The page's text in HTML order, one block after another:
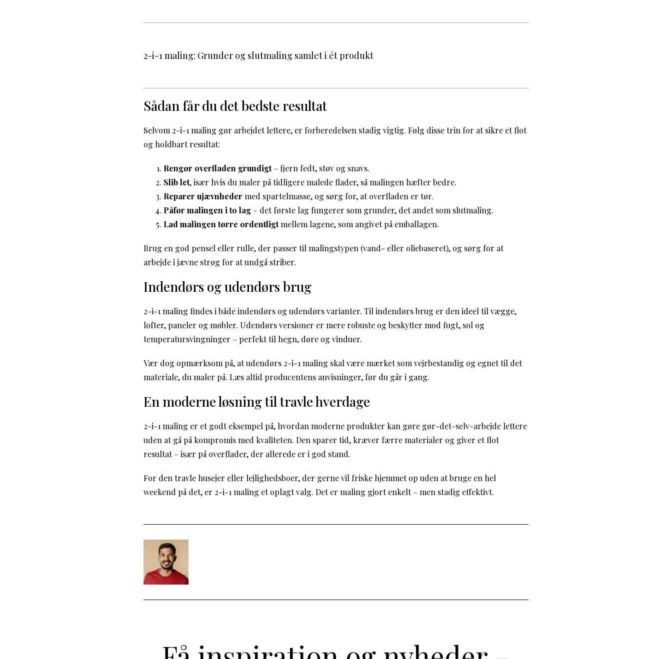
2-i-1 maling: Grunder og slutmaling samlet i ét produkt
Sådan får du det bedste resultat
Selvom 2-i-1 maling gør arbejdet lettere, er forberedelsen stadig vigtig. Følg disse trin for at sikre et flot
og holdbart resultat:
Rengør overfladen grundigt– fjern fedt, støv og snavs.
Slib let, især hvis du maler på tidligere malede flader, så malingen hæfter bedre.
Reparer ujævnheder med spartelmasse, og sørg for, at overfladen er tør.
Påfør malingen i to lag – det første lag fungerer som grunder, det andet som slutmaling.
Lad malingen tørre ordentligtmellem lagene, som angivet på emballagen.
Brug en god pensel eller rulle, der passer til malingstypen (vand- eller oliebaseret), og sørg for at
arbejde i jævne strøg for at undgå striber.
Indendørs og udendørs brug
2-i-1 maling findes i både indendørs og udendørs varianter. Til indendørs brug er den ideel til vægge,
lofter, paneler og møbler. Udendørs versioner er mere robuste og beskytter mod fugt, sol og
temperatursvingninger – perfekt til hegn, døre og vinduer.
Vær dog opmærksom på, at udendørs 2-i-1 maling skal være mærket som vejrbestandig og egnet til det
materiale, du maler på. Læs altid producentens anvisninger, før du går i gang.
En moderne løsning til travle hverdage
2-i-1 maling er et godt eksempel på, hvordan moderne produkter kan gøre gør-det-selv-arbejde lettere
uden at gå på kompromis med kvaliteten. Den sparer tid, kræver færre materialer og giver et flot
resultat – især på overflader, der allerede er i god stand.
For den travle husejer eller lejlighedsboer, der gerne vil friske hjemmet op uden at bruge en hel
weekend på det, er 2-i-1 maling et oplagt valg. Det er maling gjort enkelt – men stadig effektivt.